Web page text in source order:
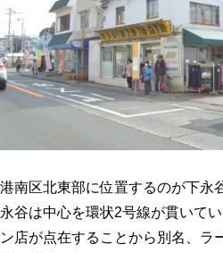
港南区北東部に位置するのが下永
永谷は中心を環状2号線が貫いて
ン店が点在することから別名、ラ